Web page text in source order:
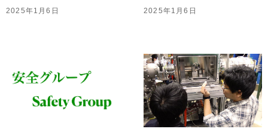
2025年1月6日 2025年1月6日